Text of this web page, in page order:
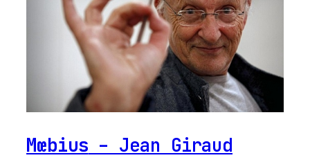
Mœbius – Jean Giraud